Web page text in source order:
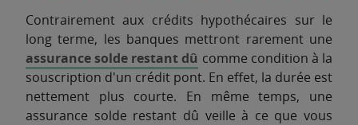
Contrairement aux crédits hypothécaires sur le
long terme, les banques mettront rarement une
assurance solde restant dû comme condition à la
souscription d'un crédit pont. En effet, la durée est
nettement plus courte. En même temps, une
assurance solde restant dû veille à ce que vous